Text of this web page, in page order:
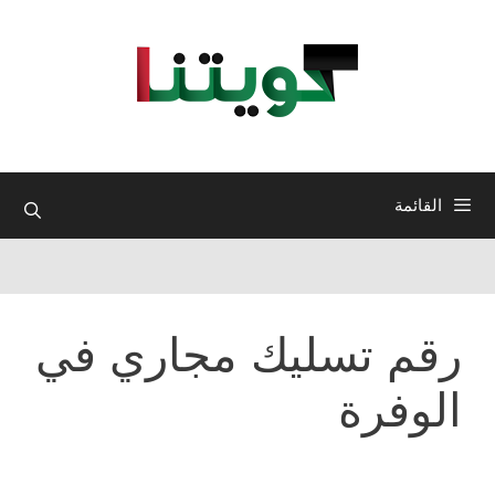
القائمة
رقم تسليك مجاري في
الوفرة